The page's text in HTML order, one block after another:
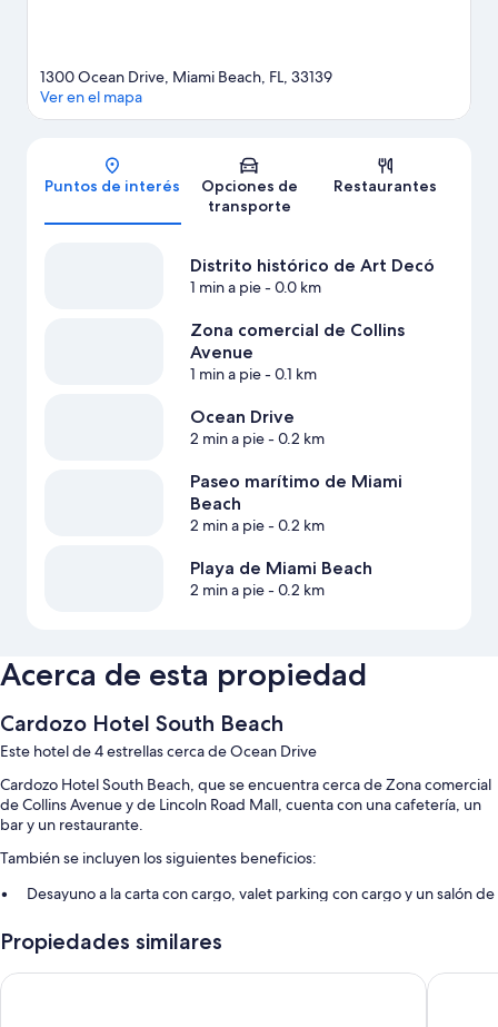
Mapa
1300 Ocean Drive, Miami Beach, FL, 33139
Ver en el mapa
Puntos de interés
Opciones de
transporte
Restaurantes
Distrito histórico de Art Decó
1 min a pie- 0.0 km
Zona comercial de Collins
Avenue
1 min a pie- 0.1 km
Ocean Drive
2 min a pie- 0.2 km
Paseo marítimo de Miami
Beach
2 min a pie- 0.2 km
Playa de Miami Beach
2 min a pie- 0.2 km
Acerca de esta propiedad
Cardozo Hotel South Beach
Este hotel de 4 estrellas cerca de Ocean Drive
Cardozo Hotel South Beach, que se encuentra cerca de Zona comercial
de Collins Avenue y de Lincoln Road Mall, cuenta con una cafetería, un
bar y un restaurante.
También se incluyen los siguientes beneficios:
Desayuno a la carta con cargo, valet parking con cargo y un salón de
Personal multilingüe, una caja de seguridad en la recepción y
Toallas de playa, áreas para no fumadores y resguardo de equipaje
Propiedades similares
President Hotel